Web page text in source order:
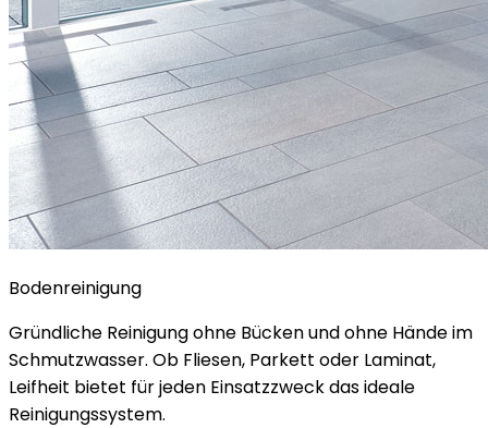
Bodenreinigung
Gründliche Reinigung ohne Bücken und ohne Hände im
Schmutzwasser. Ob Fliesen, Parkett oder Laminat,
Leifheit bietet für jeden Einsatzzweck das ideale
Reinigungssystem.